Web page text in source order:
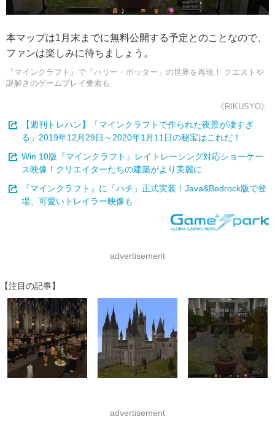
本マップは1月末までに無料公開する予定とのことなので、
ファンは楽しみに待ちましょう。
『マインクラフト』で「ハリー・ポッター」の世界を再現！ クエストや
謎解きのゲームプレイ要素も
《RIKUSYO》
【週刊トレハン】「マインクラフトで作られた夜景が凄すぎ
る」2019年12月29日～2020年1月11日の秘宝はこれだ！
Win 10版『マインクラフト』レイトレーシング対応ショーケー
ス映像！クリエイターたちの建築がより美麗に
『マインクラフト』に「ハチ」正式実装！Java&Bedrock版で登
場、可愛いトレイラー映像も
advertisement
【注目の記事】
advertisement